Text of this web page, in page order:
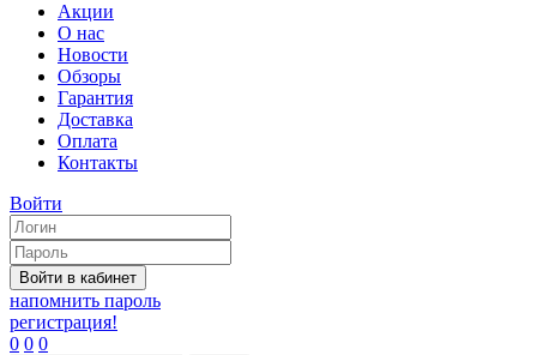
Акции
О нас
Новости
Обзоры
Гарантия
Доставка
Оплата
Контакты
Войти
напомнить пароль
регистрация!
0 0 0